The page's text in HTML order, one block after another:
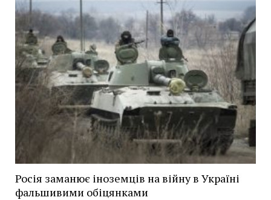
Росія заманює іноземців на війну в Україні
фальшивими обіцянками